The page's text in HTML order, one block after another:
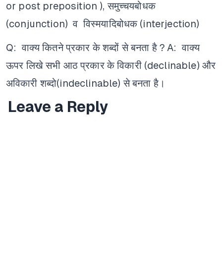
or post preposition ), समुच्चयबोधक
(conjunction) व विस्मयादिबोधक (interjection)
Q: वाक्य कितने प्रकार के शब्दों से बनता है ? A: वाक्य
ऊपर लिखे सभी आठ प्रकार के विकारी (declinable) और
अविकारी शब्दो(indeclinable) से बनता है।
Leave a Reply